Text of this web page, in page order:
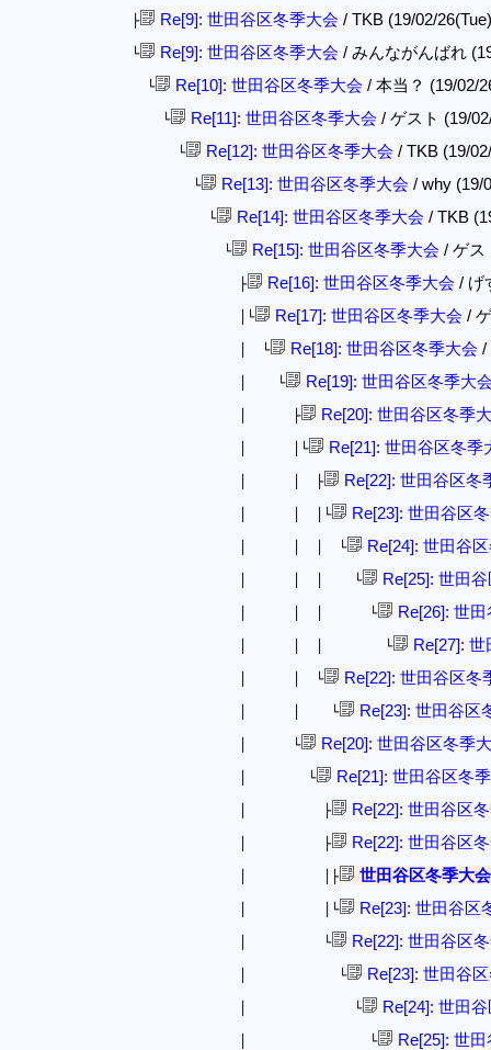
├ Re[9]: 世田谷区冬季大会 / TKB (19/02/
└ Re[9]: 世田谷区冬季大会 / みんながんばれ
└ Re[10]: 世田谷区冬季大会 / 本当？ (19/02/
└ Re[11]: 世田谷区冬季大会 / ゲスト (19/
└ Re[12]: 世田谷区冬季大会 / TKB (19/
└ Re[13]: 世田谷区冬季大会 / why (19/
└ Re[14]: 世田谷区冬季大会 / TKB
└ Re[15]: 世田谷区冬季大会 / ゲス
├ Re[16]: 世田谷区冬季大会 / げ
│└ Re[17]: 世田谷区冬季大会 /
│ └ Re[18]: 世田谷区冬季大会 /
│ └ Re[19]: 世田谷区冬季大
│ ├ Re[20]: 世田谷区冬季
│ │└ Re[21]: 世田谷区冬季
│ │ ├ Re[22]: 世田谷区冬
│ │ │└ Re[23]: 世田谷区
│ │ │ └ Re[24]: 世田谷
│ │ │ └ Re[25]: 世田
│ │ │ └ Re[26]: 世
│ │ │ └ Re[27]:
│ │ └ Re[22]: 世田谷区冬
│ │ └ Re[23]: 世田谷区
│ └ Re[20]: 世田谷区冬季
│ └ Re[21]: 世田谷区冬
│ ├ Re[22]: 世田谷区
│ ├ Re[22]: 世田谷区
│ │├ 世田谷区冬季大会
│ │└ Re[23]: 世田谷区
│ └ Re[22]: 世田谷区
│ └ Re[23]: 世田谷
│ └ Re[24]: 世田
│ └ Re[25]: 世